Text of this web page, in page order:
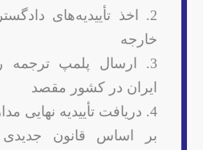
2. اخذ تأییدیه‌های
خارجه
3. ارسال پلمپ
ایران در کشور مقصد
4. دریافت تأییدیه نهایی مدارک
بر اساس قانون